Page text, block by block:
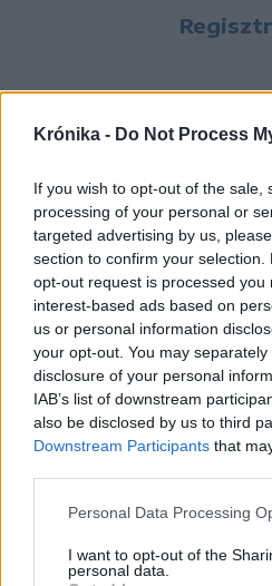
Krónika - Do Not Process
If you wish to opt-out of the sale,
processing of your personal or
targeted advertising by us,
section to confirm your
opt-out request is processed you
interest-based ads based on
us or personal information
your opt-out. You may
disclosure of your personal
IAB’s list of downstream
also be disclosed by us to third
Downstream Participants that
Personal Data Processing
I want to opt-out of the
personal data.
Hasznos
Impresszum
Szerzői jogok
Adatvédelmi
Cookie-kezelési
Nyomtatott lapjaink
Médiaajánlat